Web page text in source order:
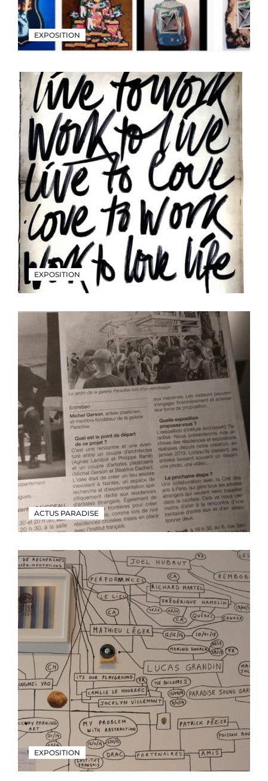
EXPOSITION
EXPOSITION
ACTUS PARADISE
EXPOSITION